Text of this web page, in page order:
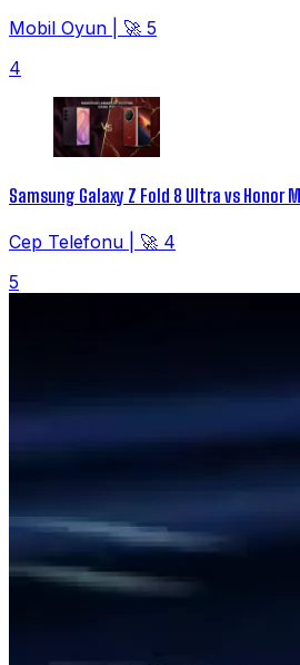
Mobil Oyun
🚀 5
4
Samsung Galaxy Z Fold 8 Ultra vs Honor
Cep Telefonu
🚀 4
5